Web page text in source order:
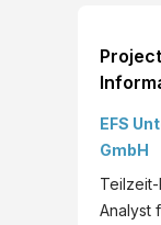
EFS
GmbH
Analyst